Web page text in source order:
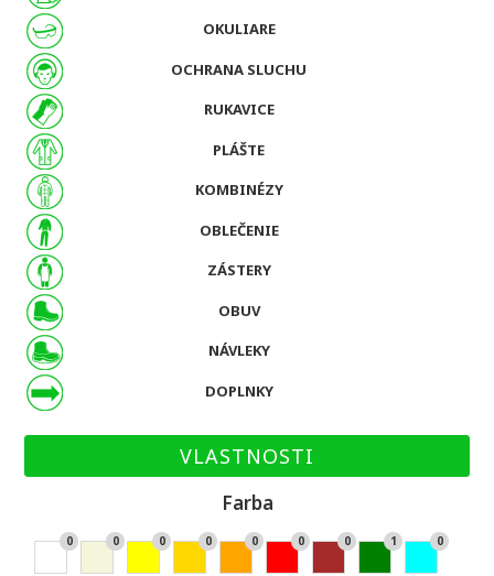
OKULIARE
OCHRANA SLUCHU
RUKAVICE
PLÁŠTE
KOMBINÉZY
OBLEČENIE
ZÁSTERY
OBUV
NÁVLEKY
DOPLNKY
VLASTNOSTI
Farba
0 0 0 0 0 0 0 1 0